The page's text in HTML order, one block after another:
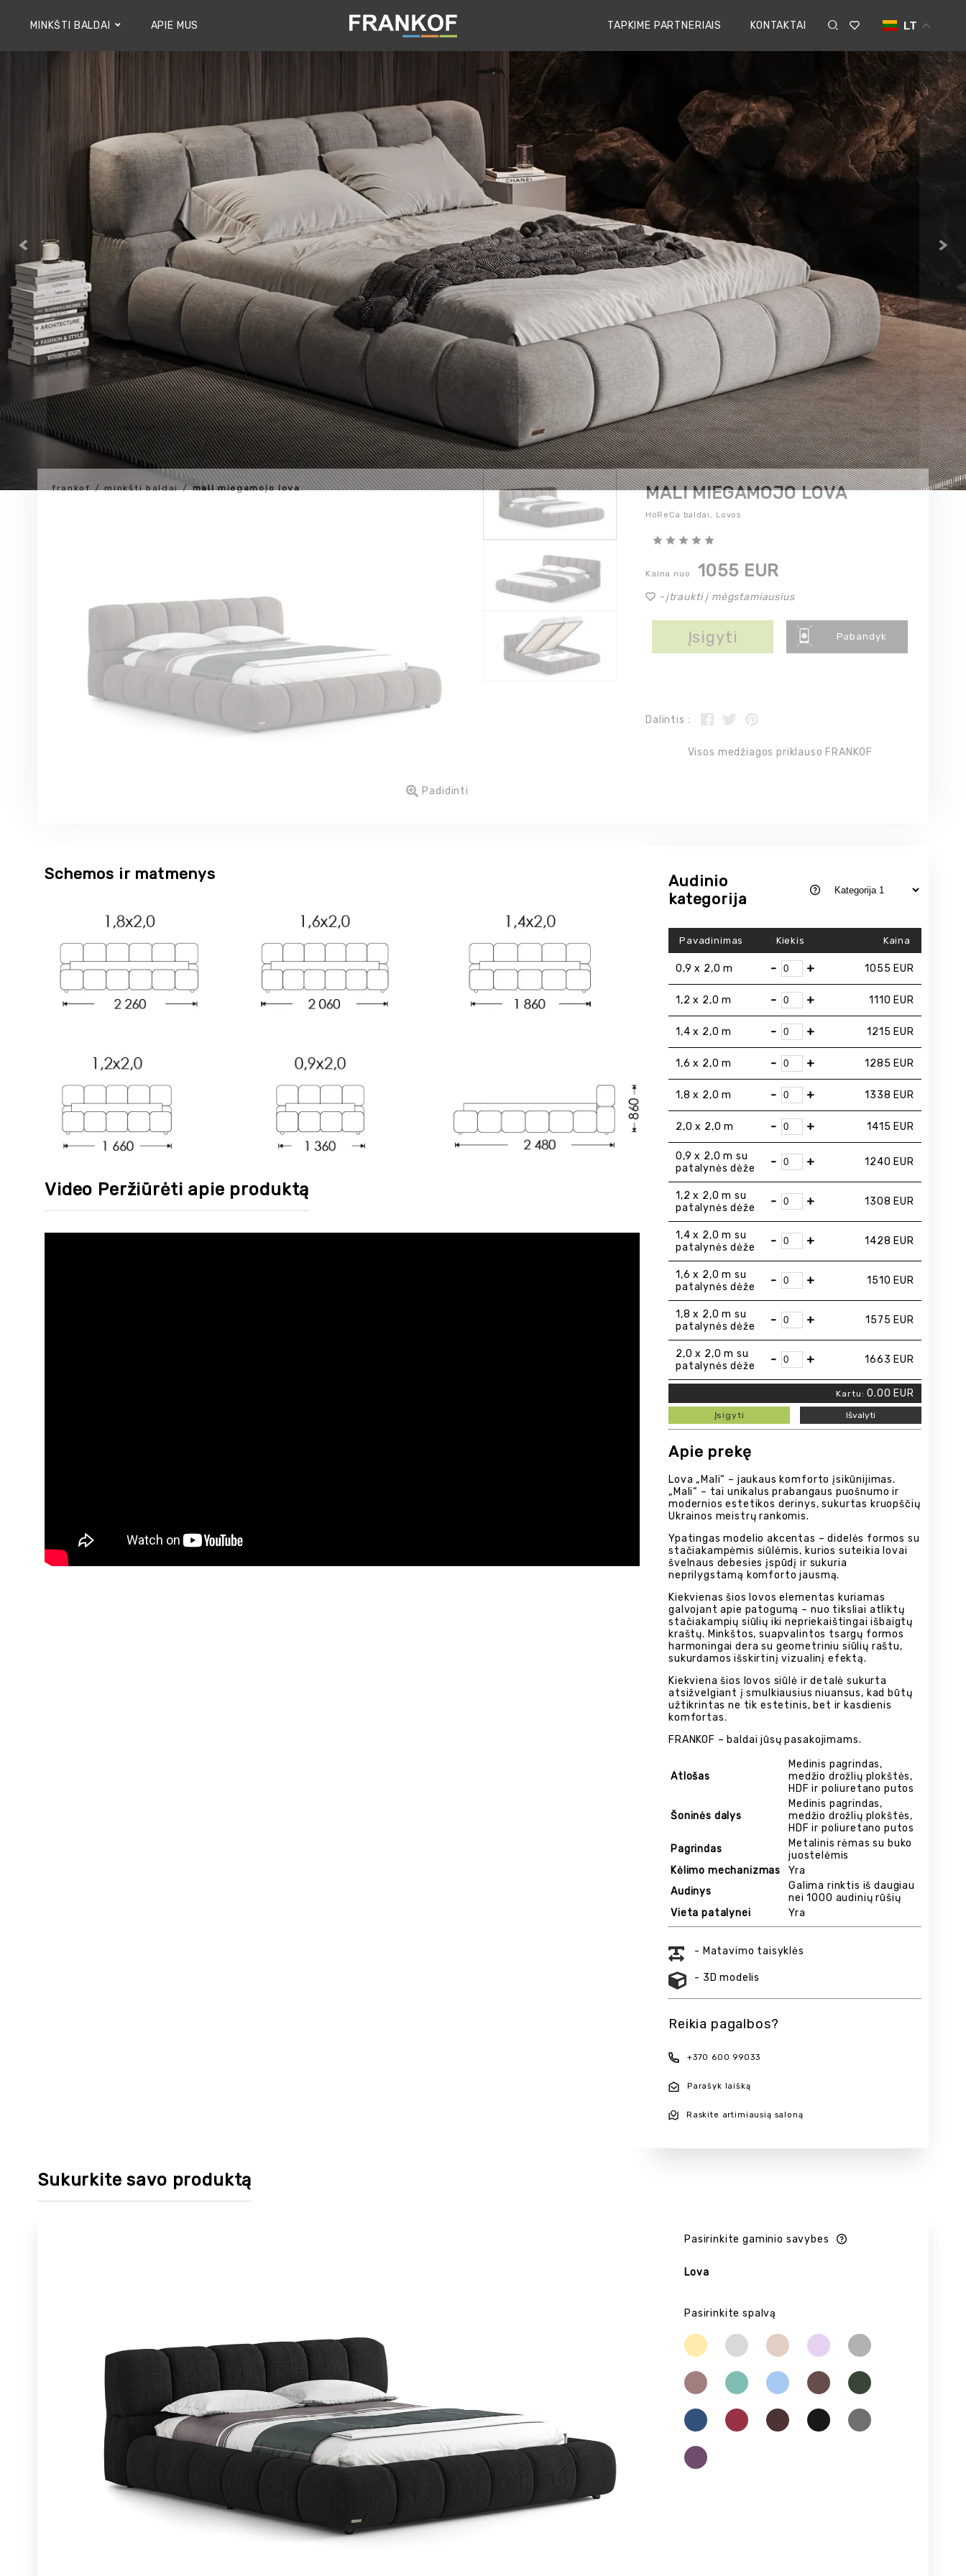
MINKŠTI BALDAI APIE MUS TAPKIME PARTNERIAIS KONTAKTAI LT
frankof minkšti baldai mali miegamojo lova
Padidinti
MALI MIEGAMOJO LOVA
HoReCa baldai, Lovos
Kaina nuo 1055 EUR
-įtraukti į mėgstamiausius
Įsigyti Pabandyk
Dalintis :
Visos medžiagos priklauso FRANKOF
Schemos ir matmenys
Video Peržiūrėti apie produktą
Audinio
kategorija
Pavadinimas Kiekis Kaina
0,9 x 2,0 m - + 1055 EUR
1,2 x 2,0 m - + 1110 EUR
1,4 x 2,0 m - + 1215 EUR
1,6 x 2,0 m - + 1285 EUR
1,8 x 2,0 m - + 1338 EUR
2,0 x 2,0 m - + 1415 EUR
0,9 x 2,0 m su
patalynės dėže
- + 1240 EUR
1,2 x 2,0 m su
patalynės dėže
- + 1308 EUR
1,4 x 2,0 m su
patalynės dėže
- + 1428 EUR
1,6 x 2,0 m su
patalynės dėže
- + 1510 EUR
1,8 x 2,0 m su
patalynės dėže
- + 1575 EUR
2,0 x 2,0 m su
patalynės dėže
- + 1663 EUR
Kartu:0.00 EUR
Įsigyti Išvalyti
Apie prekę
Lova „Mali“ – jaukaus komforto įsikūnijimas.
„Mali“ – tai unikalus prabangaus puošnumo ir
modernios estetikos derinys, sukurtas kruopščių
Ukrainos meistrų rankomis.
Ypatingas modelio akcentas – didelės formos su
stačiakampėmis siūlėmis, kurios suteikia lovai
švelnaus debesies įspūdį ir sukuria
neprilygstamą komforto jausmą.
Kiekvienas šios lovos elementas kuriamas
galvojant apie patogumą – nuo tiksliai atliktų
stačiakampių siūlių iki nepriekaištingai išbaigtų
kraštų. Minkštos, suapvalintos tsargų formos
harmoningai dera su geometriniu siūlių raštu,
sukurdamos išskirtinį vizualinį efektą.
Kiekviena šios lovos siūlė ir detalė sukurta
atsižvelgiant į smulkiausius niuansus, kad būtų
užtikrintas ne tik estetinis, bet ir kasdienis
komfortas.
FRANKOF – baldai jūsų pasakojimams.
Atlošas
Medinis pagrindas,
medžio drožlių plokštės,
HDF ir poliuretano putos
Šoninės dalys
Medinis pagrindas,
medžio drožlių plokštės,
HDF ir poliuretano putos
Pagrindas
Metalinis rėmas su buko
juostelėmis
Kėlimo mechanizmas
Yra
Audinys
Galima rinktis iš daugiau
nei 1000 audinių rūšių
Vieta patalynei
Yra
- Matavimo taisyklės
- 3D modelis
Reikia pagalbos?
+370 600 99033
Parašyk laišką
Raskite artimiausią saloną
Sukurkite savo produktą
Pasirinkite gaminio savybes
Lova
Pasirinkite spalvą